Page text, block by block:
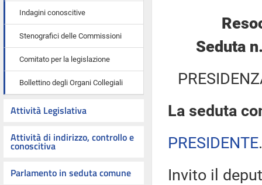
Indagini conoscitive
Stenografici delle Commissioni
Comitato per la legislazione
Bollettino degli Organi Collegiali
Attività Legislativa
Attività di indirizzo, controllo e
conoscitiva
Parlamento in seduta comune
Seduta
La seduta
PRESIDENTE
Invito il